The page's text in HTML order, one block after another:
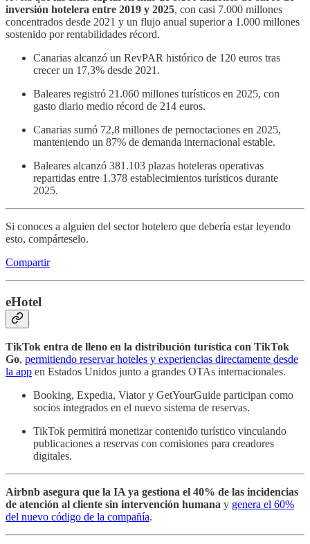
inversión hotelera entre 2019 y 2025, con casi 7.000 millones
concentrados desde 2021 y un flujo anual superior a 1.000 millones
sostenido por rentabilidades récord.
Canarias alcanzó un RevPAR histórico de 120 euros tras
crecer un 17,3% desde 2021.
Baleares registró 21.060 millones turísticos en 2025, con
gasto diario medio récord de 214 euros.
Canarias sumó 72,8 millones de pernoctaciones en 2025,
manteniendo un 87% de demanda internacional estable.
Baleares alcanzó 381.103 plazas hoteleras operativas
repartidas entre 1.378 establecimientos turísticos durante
2025.
Si conoces a alguien del sector hotelero que debería estar leyendo
esto, compárteselo.
Compartir
eHotel
TikTok entra de lleno en la distribución turística con TikTok
Go, permitiendo reservar hoteles y experiencias directamente desde
la app en Estados Unidos junto a grandes OTAs internacionales.
Booking, Expedia, Viator y GetYourGuide participan como
socios integrados en el nuevo sistema de reservas.
TikTok permitirá monetizar contenido turístico vinculando
publicaciones a reservas con comisiones para creadores
digitales.
Airbnb asegura que la IA ya gestiona el 40% de las incidencias
de atención al cliente sin intervención humana y genera el 60%
del nuevo código de la compañía.